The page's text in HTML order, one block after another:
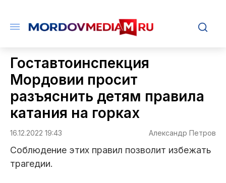
Гоставтоинспекция
Мордовии просит
разъяснить детям правила
катания на горках
16.12.2022 19:43 Александр Петров
Соблюдение этих правил позволит избежать
трагедии.